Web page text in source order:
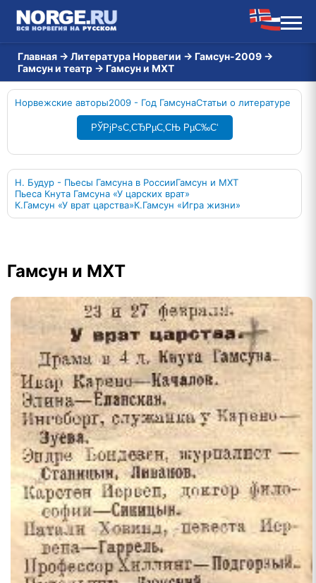
Главная → Литература Норвегии → Гамсун-2009 →
Гамсун и театр → Гамсун и МХТ
Норвежские авторы2009 - Год ГамсунаСтатьи о литературе
РЎРјРѕС‚СЂРµС‚СЊ РµС‰С‘
Н. Будур - Пьесы Гамсуна в РоссииГамсун и МХТ
Пьеса Кнута Гамсуна «У царских врат»
К.Гамсун «У врат царства»К.Гамсун «Игра жизни»
Гамсун и МХТ